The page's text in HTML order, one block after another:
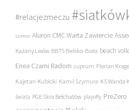
#relacjezmeczu
Lorenc Aluron CMC Warta Zawiercie
Każany Lwów BBTS Bielsko-Biała beach
Enea Czarni Radom cuprum Florian Krage
Kajetan Kubicki Kamil Szymura KS Wanda
świata PGE Skra Bełchatów playoffy PreZero